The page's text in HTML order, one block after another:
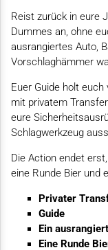
Reist zurück in eure
Dummes an, ohne
ausrangiertes Auto,
Vorschlaghämmer
Euer Guide holt
mit privatem
eure
Schlagwerkzeug
Die Action endet
eine Runde Bier und
Privater
Guide
Ein
Eine Runde